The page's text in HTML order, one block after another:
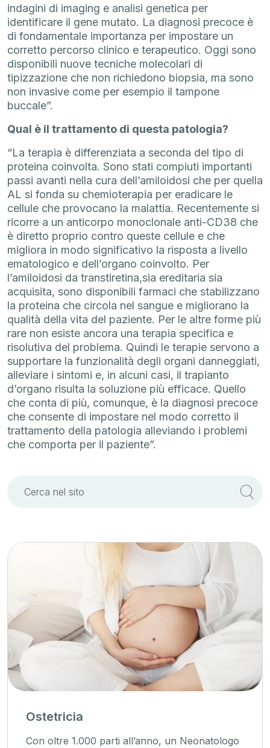
indagini di imaging e analisi genetica per
identificare il gene mutato. La diagnosi precoce è
di fondamentale importanza per impostare un
corretto percorso clinico e terapeutico. Oggi sono
disponibili nuove tecniche molecolari di
tipizzazione che non richiedono biopsia, ma sono
non invasive come per esempio il tampone
buccale”.
Qual è il trattamento di questa patologia?
“La terapia è differenziata a seconda del tipo di
proteina coinvolta. Sono stati compiuti importanti
passi avanti nella cura dell’amiloidosi che per quella
AL si fonda su chemioterapia per eradicare le
cellule che provocano la malattia. Recentemente si
ricorre a un anticorpo monoclonale anti-CD38 che
è diretto proprio contro queste cellule e che
migliora in modo significativo la risposta a livello
ematologico e dell’organo coinvolto. Per
l’amiloidosi da transtiretina,sia ereditaria sia
acquisita, sono disponibili farmaci che stabilizzano
la proteina che circola nel sangue e migliorano la
qualità della vita del paziente. Per le altre forme più
rare non esiste ancora una terapia specifica e
risolutiva del problema. Quindi le terapie servono a
supportare la funzionalità degli organi danneggiati,
alleviare i sintomi e, in alcuni casi, il trapianto
d’organo risulta la soluzione più efficace. Quello
che conta di più, comunque, è la diagnosi precoce
che consente di impostare nel modo corretto il
trattamento della patologia alleviando i problemi
che comporta per il paziente”.
Ostetricia
Con oltre 1.000 parti all’anno, un Neonatologo